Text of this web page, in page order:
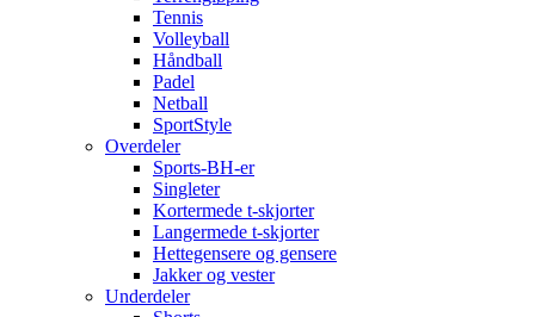
Tennis
Volleyball
Håndball
Padel
Netball
SportStyle
Overdeler
Sports-BH-er
Singleter
Kortermede t-skjorter
Langermede t-skjorter
Hettegensere og gensere
Jakker og vester
Underdeler